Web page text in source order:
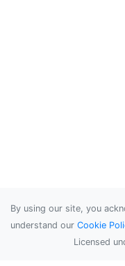
By using our site, you
understand our Cookie
Licensed